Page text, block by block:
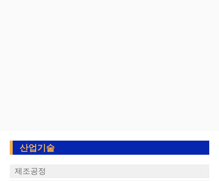
산업기술
제조공정